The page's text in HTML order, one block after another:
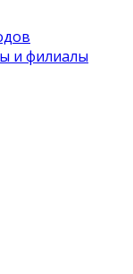
и филиалы